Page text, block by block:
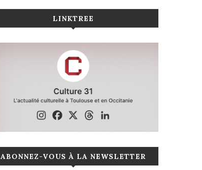
LINKTREE
ABONNEZ-VOUS À LA NEWSLETTER